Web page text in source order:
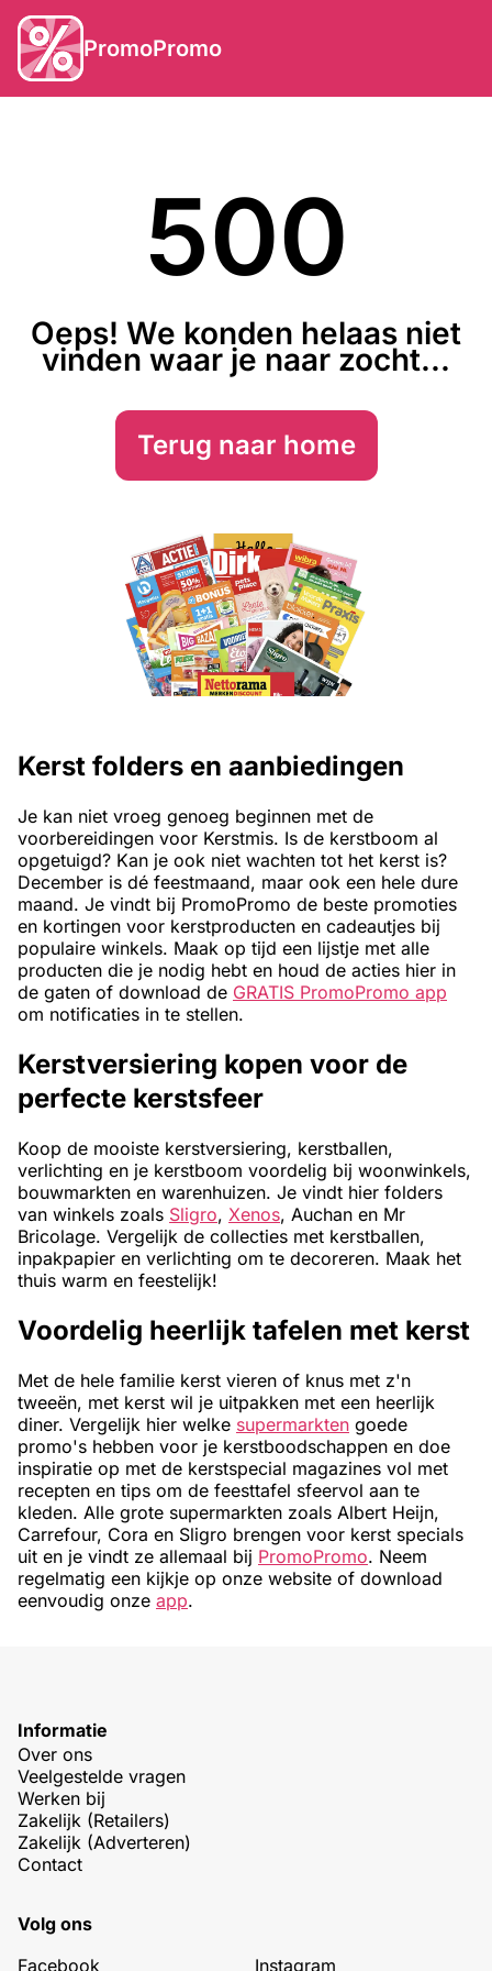
PromoPromo
500
Oeps! We konden helaas niet
vinden waar je naar zocht...
Terug naar home
Kerst folders en aanbiedingen
Je kan niet vroeg genoeg beginnen met de
voorbereidingen voor Kerstmis. Is de kerstboom al
opgetuigd? Kan je ook niet wachten tot het kerst is?
December is dé feestmaand, maar ook een hele dure
maand. Je vindt bij PromoPromo de beste promoties
en kortingen voor kerstproducten en cadeautjes bij
populaire winkels. Maak op tijd een lijstje met alle
producten die je nodig hebt en houd de acties hier in
de gaten of download de GRATIS PromoPromo app
om notificaties in te stellen.
Kerstversiering kopen voor de
perfecte kerstsfeer
Koop de mooiste kerstversiering, kerstballen,
verlichting en je kerstboom voordelig bij woonwinkels,
bouwmarkten en warenhuizen. Je vindt hier folders
van winkels zoals Sligro, Xenos, Auchan en Mr
Bricolage. Vergelijk de collecties met kerstballen,
inpakpapier en verlichting om te decoreren. Maak het
thuis warm en feestelijk!
Voordelig heerlijk tafelen met kerst
Met de hele familie kerst vieren of knus met z'n
tweeën, met kerst wil je uitpakken met een heerlijk
diner. Vergelijk hier welke supermarkten goede
promo's hebben voor je kerstboodschappen en doe
inspiratie op met de kerstspecial magazines vol met
recepten en tips om de feesttafel sfeervol aan te
kleden. Alle grote supermarkten zoals Albert Heijn,
Carrefour, Cora en Sligro brengen voor kerst specials
uit en je vindt ze allemaal bij PromoPromo. Neem
regelmatig een kijkje op onze website of download
eenvoudig onze app.
Informatie
Over ons
Veelgestelde vragen
Werken bij
Zakelijk (Retailers)
Zakelijk (Adverteren)
Contact
Volg ons
Facebook
Instagram